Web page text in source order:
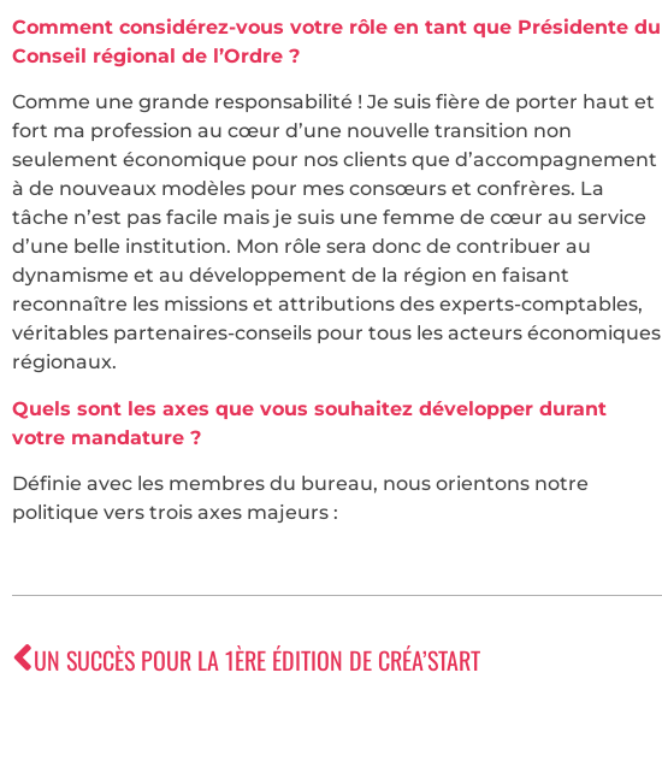
Comment considérez-vous votre rôle en tant que Présidente du
Conseil régional de l’Ordre ?
Comme une grande responsabilité ! Je suis fière de porter haut et
fort ma profession au cœur d’une nouvelle transition non
seulement économique pour nos clients que d’accompagnement
à de nouveaux modèles pour mes consœurs et confrères. La
tâche n’est pas facile mais je suis une femme de cœur au service
d’une belle institution. Mon rôle sera donc de contribuer au
dynamisme et au développement de la région en faisant
reconnaître les missions et attributions des experts-comptables,
véritables partenaires-conseils pour tous les acteurs économiques
régionaux.
Quels sont les axes que vous souhaitez développer durant
votre mandature ?
Définie avec les membres du bureau, nous orientons notre
politique vers trois axes majeurs :
UN SUCCÈS POUR LA 1ÈRE ÉDITION DE CRÉA’START